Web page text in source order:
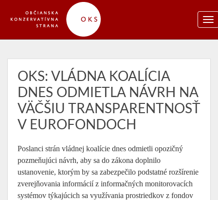
OKS: VLÁDNA KOALÍCIA
DNES ODMIETLA NÁVRH NA
VÄČŠIU TRANSPARENTNOSŤ
V EUROFONDOCH
Poslanci strán vládnej koalície dnes odmietli opozičný
pozmeňujúci návrh, aby sa do zákona doplnilo
ustanovenie, ktorým by sa zabezpečilo podstatné rozšírenie
zverejňovania informácií z informačných monitorovacích
systémov týkajúcich sa využívania prostriedkov z fondov